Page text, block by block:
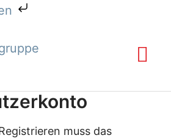
muss das